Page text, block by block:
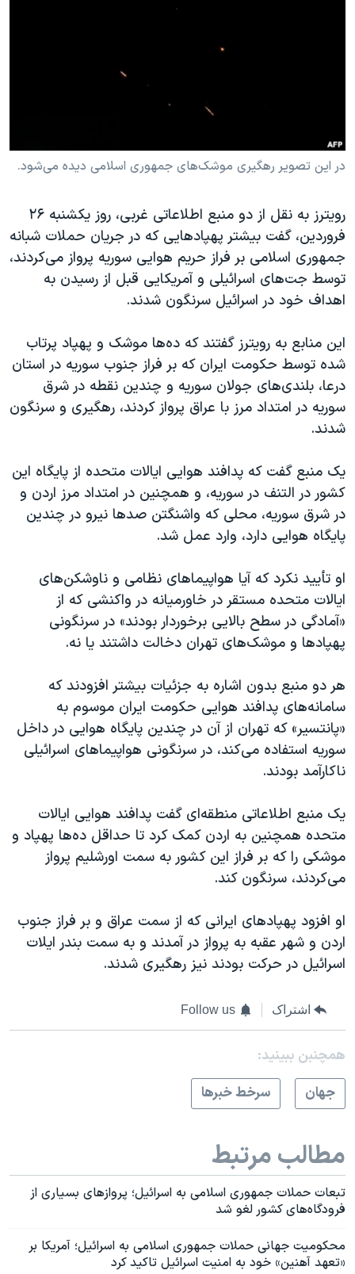
اعتراضات زن، زندگی، آزادی
تریبونال مردمی آبان ۹۸
دادگاه حمید نوری
چهل سال گروگان‌گیری
قانون شفافیت دارائی کادر رهبری ایران
اسرائیل در جنگ
نرگس محمدی برنده جایزه نوبل صلح
همایش محافظه‌کاران آمریکا «سی‌پک»
سفر پرزیدنت ترامپ به چین
در این تصویر رهگیری موشک‌های جمهوری اسلامی دیده می‌شود.
رویترز به نقل از دو منبع اطلاعاتی غربی، روز یکشنبه ۲۶
فروردین، گفت بیشتر پهپادهایی که در جریان حملات شبانه
جمهوری اسلامی بر فراز حریم هوایی سوریه پرواز می‌کردند،
توسط جت‌های اسرائیلی و آمریکایی قبل از رسیدن به
اهداف خود در اسرائیل سرنگون شدند.
این منابع به رویترز گفتند که ده‌ها موشک و پهپاد پرتاب
شده توسط حکومت ایران که بر فراز جنوب سوریه در استان
درعا، بلندی‌های جولان سوریه و چندین نقطه در شرق
سوریه در امتداد مرز با عراق پرواز کردند، رهگیری و سرنگون
شدند.
یک منبع گفت که پدافند هوایی ایالات متحده از پایگاه این
کشور در التنف در سوریه، و همچنین در امتداد مرز اردن و
در شرق سوریه، محلی که واشنگتن صدها نیرو در چندین
پایگاه هوایی دارد، وارد عمل شد.
او تأیید نکرد که آیا هواپیماهای نظامی و ناوشکن‌های
ایالات متحده مستقر در خاورمیانه در واکنشی که از
«آمادگی در سطح بالایی برخوردار بودند» در سرنگونی
پهپادها و موشک‌های تهران دخالت داشتند یا نه.
هر دو منبع بدون اشاره به جزئیات بیشتر افزودند که
سامانه‌های پدافند هوایی حکومت ایران موسوم به
«پانتسیر» که تهران از آن در چندین پایگاه هوایی در داخل
سوریه استفاده می‌کند، در سرنگونی هواپیماهای اسرائیلی
ناکارآمد بودند.
یک منبع اطلاعاتی منطقه‌ای گفت پدافند هوایی ایالات
متحده همچنین به اردن کمک کرد تا حداقل ده‌ها پهپاد و
موشکی را که بر فراز این کشور به سمت اورشلیم پرواز
می‌کردند، سرنگون کند.
او افزود پهپادهای ایرانی که از سمت عراق و بر فراز جنوب
اردن و شهر عقبه به پرواز در آمدند و به سمت بندر ایلات
اسرائیل در حرکت بودند نیز رهگیری شدند.
اشتراک Follow us
همچنبن ببینید:
جهان
سرخط خبرها
مطالب مرتبط
تبعات حملات جمهوری اسلامی به اسرائیل؛ پروازهای بسیاری از
فرودگاه‌های کشور لغو شد
محکومیت جهانی حملات جمهوری اسلامی به اسرائیل؛ آمریکا بر
«تعهد آهنین» خود به امنیت اسرائیل تاکید کرد